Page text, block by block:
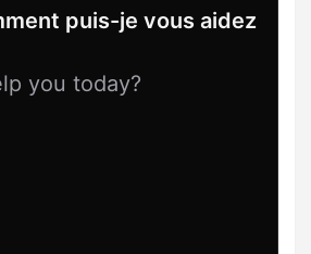
puis-je vous aidez
you today?